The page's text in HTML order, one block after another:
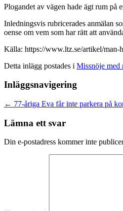
Plogandet av vägen hade ägt rum på
Inledningsvis rubricerades anmälan
oense om vem som har rätt att
Källa: https://www.ltz.se/artikel/man-
Detta inlägg postades i Missnöje med
Inläggsnavigering
← 77-åriga Eva får inte parkera på
Lämna ett svar
Din e-postadress kommer inte